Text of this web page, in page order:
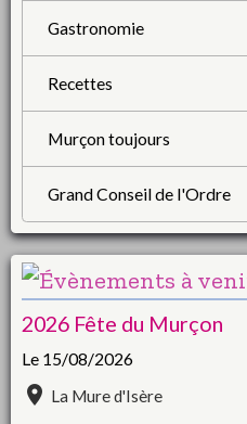
Gastronomie
Recettes
Murçon toujours
Grand Conseil de l'Ordre
2026 Fête du Murçon
Le 15/08/2026
La Mure d'Isère